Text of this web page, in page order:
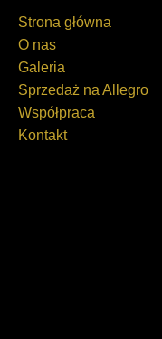
Strona główna
O nas
Galeria
Sprzedaż na Allegro
Współpraca
Kontakt